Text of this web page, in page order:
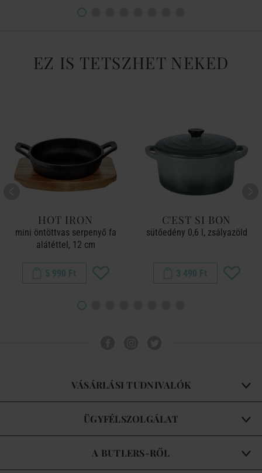
EZ IS TETSZHET NEKED
HOT IRON
mini öntöttvas serpenyő fa
alátéttel, 12 cm
5 990 Ft
C'EST SI BON
sütőedény 0,6 l, zsályazöld
3 490 Ft
VÁSÁRLÁSI TUDNIVALÓK
ÜGYFÉLSZOLGÁLAT
A BUTLERS-RŐL